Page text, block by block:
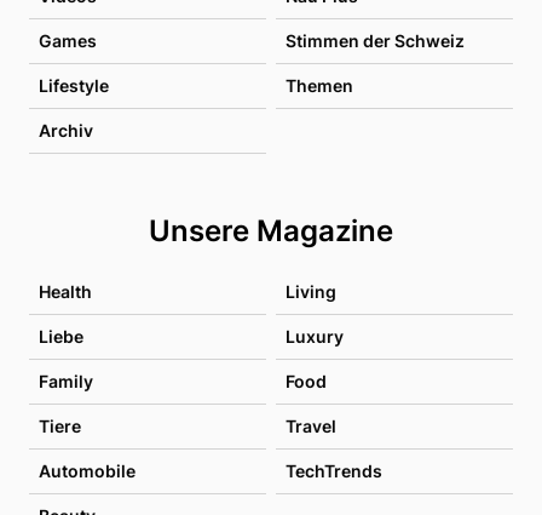
Games Stimmen der Schweiz
Lifestyle Themen
Archiv
Unsere Magazine
Health Living
Liebe Luxury
Family Food
Tiere Travel
Automobile TechTrends